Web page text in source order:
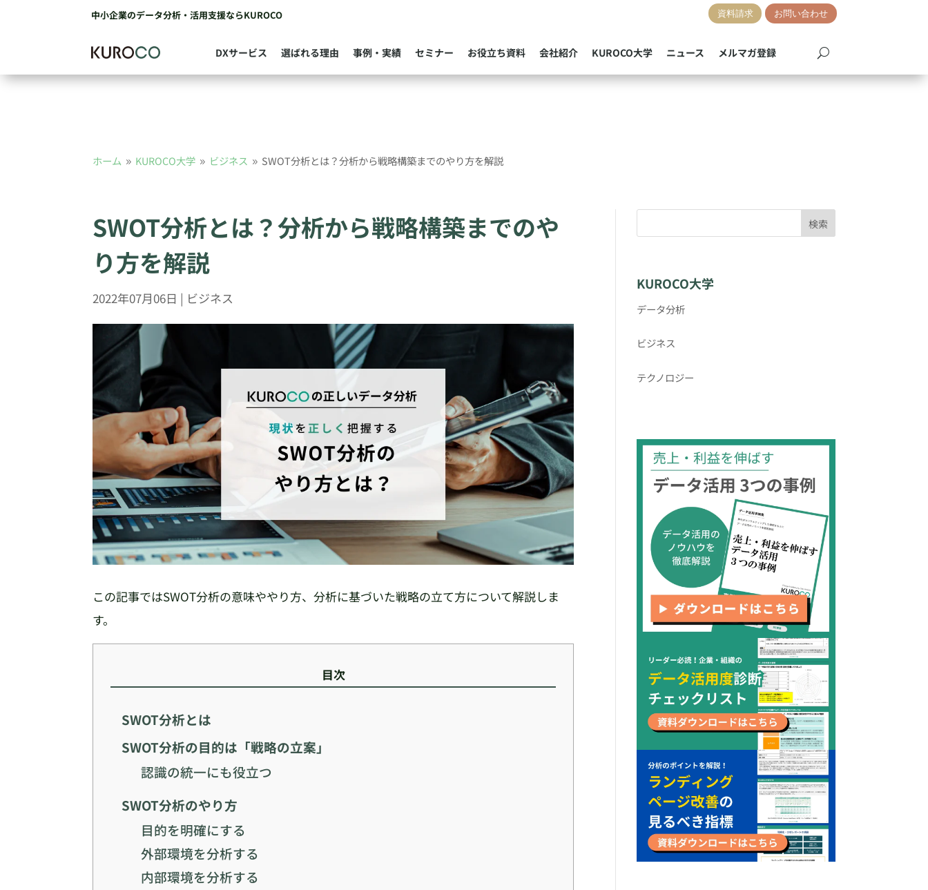
中小企業のデータ分析・活用支援ならKUROCO 資料請求 お問い合わせ
DXサービス 選ばれる理由 事例・実績 セミナー お役立ち資料 会社紹介 KUROCO大学 ニュース メルマガ登録
ホーム 9 KUROCO大学 9 ビジネス 9 SWOT分析とは？分析から戦略構築までのやり方を解説
SWOT分析とは？分析から戦略構築までのや
り方を解説
2022年07月06日 | ビジネス
この記事ではSWOT分析の意味ややり方、分析に基づいた戦略の立て方について解説しま
す。
目次
SWOT分析とは
SWOT分析の目的は「戦略の立案」
認識の統一にも役立つ
SWOT分析のやり方
目的を明確にする
外部環境を分析する
内部環境を分析する
検索
KUROCO大学
データ分析
ビジネス
テクノロジー